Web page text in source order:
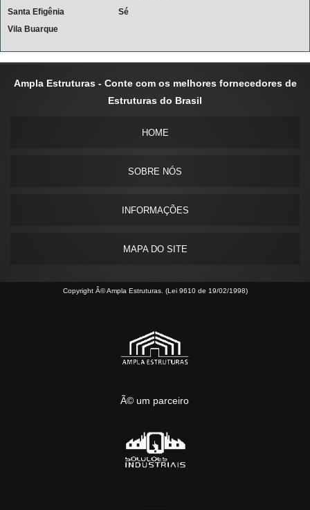
Santa Efigênia
Sé
Vila Buarque
Ampla Estruturas - Conte com os melhores fornecedores de
Estruturas do Brasil
HOME
SOBRE NÓS
INFORMAÇÕES
MAPA DO SITE
Copyright Â© Ampla Estruturas. (Lei 9610 de 19/02/1998)
Ã© um parceiro